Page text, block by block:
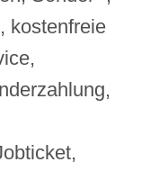
kostenfreie